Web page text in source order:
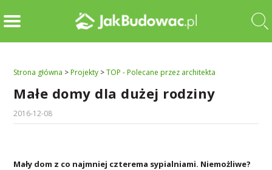
Strona główna >Projekty >TOP - Polecane przez architekta
Małe domy dla dużej rodziny
2016-12-08
Mały dom z co najmniej czterema sypialniami. Niemożliwe?